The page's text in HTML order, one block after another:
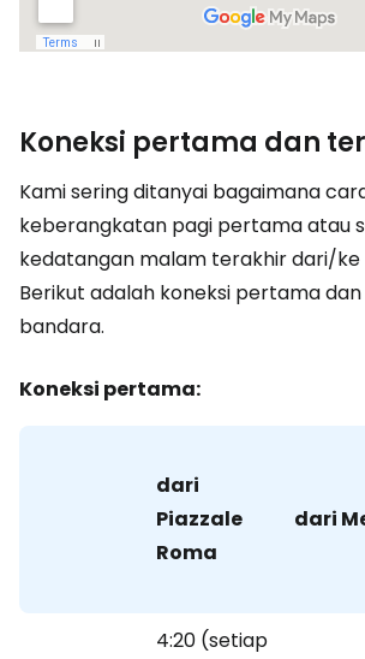
Koneksi pertama dan
Kami sering ditanyai bagaimana
keberangkatan pagi pertama atau
kedatangan malam terakhir dari/ke
Berikut adalah koneksi pertama
bandara.
Koneksi pertama:
dari
Piazzale
Roma
dari
4:20 (setiap